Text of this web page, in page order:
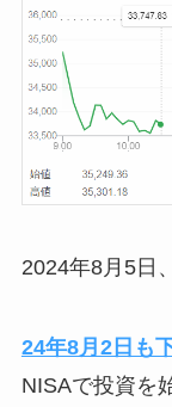
2024年8月5日
24年8月2日も
NISAで投資を